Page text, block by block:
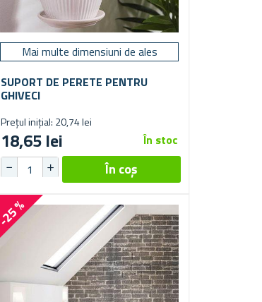
Mai multe dimensiuni de ales
SUPORT DE PERETE PENTRU
GHIVECI
Prețul inițial: 20,74 lei
18,65 lei În stoc
-25 %